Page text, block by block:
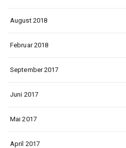
August 2018
Februar 2018
September 2017
Juni 2017
Mai 2017
April 2017